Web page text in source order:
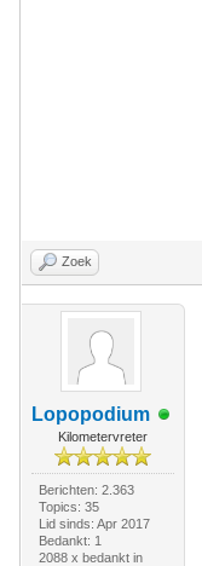
Zoek
Lopopodium
Kilometervreter
Berichten: 2.363
Topics: 35
Lid sinds: Apr 2017
Bedankt: 1
2088 x bedankt in